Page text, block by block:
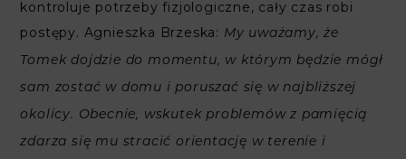
kontroluje potrzeby fizjologiczne, cały czas robi
postępy. Agnieszka Brzeska: My uważamy, że
Tomek dojdzie do momentu, w którym będzie mógł
sam zostać w domu i poruszać się w najbliższej
okolicy. Obecnie, wskutek problemów z pamięcią
zdarza się mu stracić orientację w terenie i